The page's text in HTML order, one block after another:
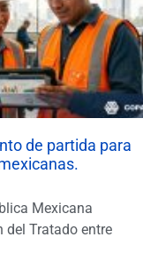
de partida para
Mexicana
del Tratado entre